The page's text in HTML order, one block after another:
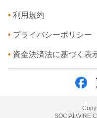
• 利用規約
• プライバシーポリシー
• 資金決済法に基づく表
SOCIALWIRE